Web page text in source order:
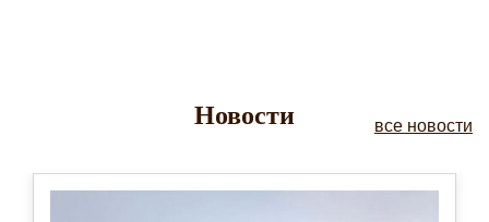
Новости все новости